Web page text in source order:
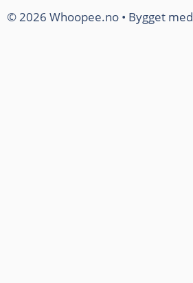
© 2026 Whoopee.no • Bygget med